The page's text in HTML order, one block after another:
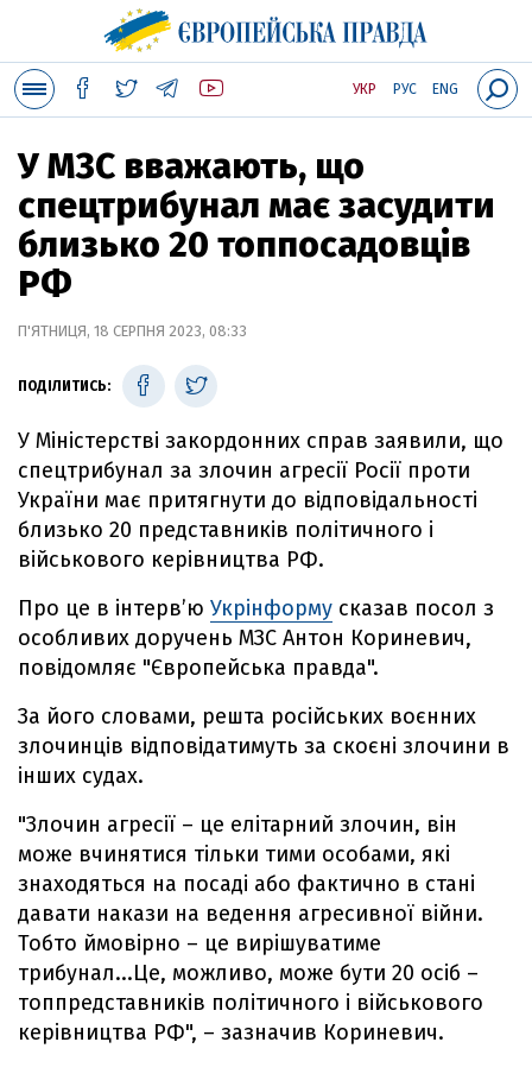
УКР РУС ENG
У МЗС вважають, що
спецтрибунал має засудити
близько 20 топпосадовців
РФ
П'ЯТНИЦЯ, 18 СЕРПНЯ 2023, 08:33
ПОДІЛИТИСЬ:
У Міністерстві закордонних справ заявили, що
спецтрибунал за злочин агресії Росії проти
України має притягнути до відповідальності
близько 20 представників політичного і
військового керівництва РФ.
Про це в інтерв’ю Укрінформу сказав посол з
особливих доручень МЗС Антон Кориневич,
повідомляє "Європейська правда".
За його словами, решта російських воєнних
злочинців відповідатимуть за скоєні злочини в
інших судах.
"Злочин агресії – це елітарний злочин, він
може вчинятися тільки тими особами, які
знаходяться на посаді або фактично в стані
давати накази на ведення агресивної війни.
Тобто ймовірно – це вирішуватиме
трибунал...Це, можливо, може бути 20 осіб –
топпредставників політичного і військового
керівництва РФ", – зазначив Кориневич.